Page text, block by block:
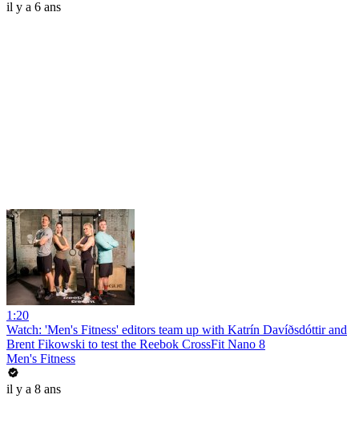
il y a 6 ans
1:20
Watch: 'Men's Fitness' editors team up with Katrín Davíðsdóttir and
Brent Fikowski to test the Reebok CrossFit Nano 8
Men's Fitness
il y a 8 ans